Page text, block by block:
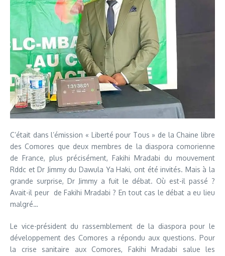
C’était dans l’émission « Liberté pour Tous » de la Chaine libre
des Comores que deux membres de la diaspora comorienne
de France, plus précisément, Fakihi Mradabi du mouvement
Rddc et Dr Jimmy du Dawula Ya Haki, ont été invités. Mais à la
grande surprise, Dr Jimmy a fuit le débat. Où est-il passé ?
Avait-il peur de Fakihi Mradabi ? En tout cas le débat a eu lieu
malgré…
Le vice-président du rassemblement de la diaspora pour le
développement des Comores a répondu aux questions. Pour
la crise sanitaire aux Comores, Fakihi Mradabi salue les